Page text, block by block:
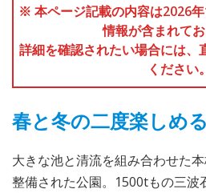
※ 本ページ記載の内容は2026
情報が含まれてお
詳細を確認されたい場合には、
ください。
春と冬の二度楽しめ
大きな池と清流を組み合わせた
整備された公園。1500tもの三波